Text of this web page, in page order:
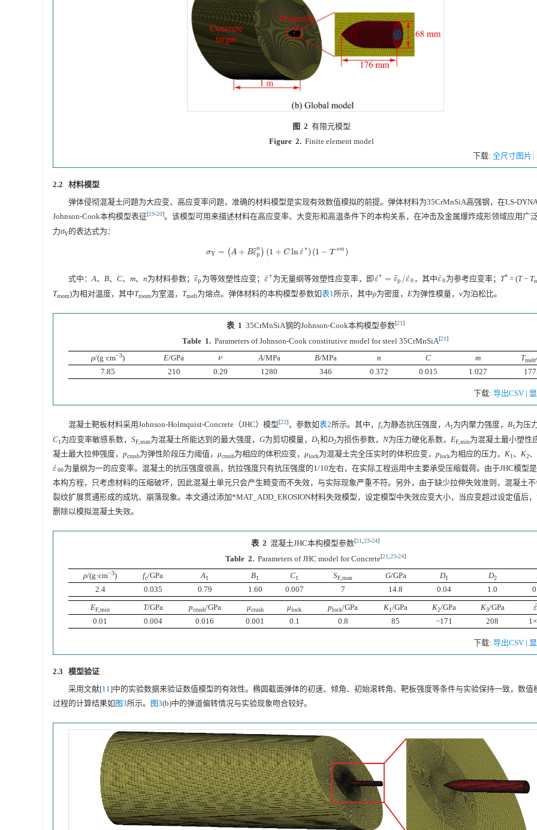
图 2 有限元模型
Figure 2. Finite element model
下载: 全尺寸图片
2.2 材料模型
弹体侵彻混凝土问题为大应变、高应变率问题，准确的材料模型是实现有效数值模拟的前提。弹体材料为35CrMnSiA高强钢，在LS-
Johnson-Cook本构模型表征[19-20]。该模型可用来描述材料在高应变率、大变形和高温条件下的本构关系，在冲击及金属爆炸成形领域应用广
力σY的表达式为：
σY = (A + Bε
¯¯
¯n
p ) (1 + C lnε
˙∗ ) (1 − T ∗m )
σY =(A+Bε¯p n )(1 +Clnε˙∗)( 1 −T ∗m)
式中：A、 B、 C、 m、 n为材料参数；ε
¯¯
¯p
ε¯ p
为等效塑性应变；ε˙∗
ε˙∗为无量纲等效塑性应变率，即ε
˙∗ = ε
¯¯
¯p /ε
˙0
ε˙∗=ε ¯p /ε˙0 ，其中ε
˙0
ε˙0为参考应变率； T*= (T− T
Troom)为相对温度，其中Troom为室温， Tmelt为熔点。弹体材料的本构模型参数如表1所示，其中ρ为密度， E为弹性模量， ν为泊松比。
表 1 35CrMnSiA钢的Johnson-Cook本构模型参数[21]
Table 1. Parameters of Johnson-Cook constitutive model for steel 35CrMnSiA[21]
ρ/(g·cm−3) E/GPa ν
ν A/MPa B/MPa n C m Tmelt
7.85
210 0.29 1280 346 0.372 0.015 1.027
下载: 导出CSV |
混凝土靶板材料采用Johnson-Holmquist-Concrete（JHC）模型[22]，参数如表2所示。其中， fc为静态抗压强度，A1 为内聚力强度， B1 为压
C1 为应变率敏感系数， SF,max为混凝土所能达到的最大强度， G为剪切模量， D1和D2为损伤参数， N为压力硬化系数， EF,min为混凝土最小塑性
凝土最大拉伸强度， pcrush为弹性阶段压力阈值， μcrush为相应的体积应变， μlock为混凝土完全压实时的体积应变， plock为相应的压力， K1 、 K2、
ε˙00
ε˙00为量纲为一的应变率。混凝土的抗压强度很高，抗拉强度只有抗压强度的1/10左右，在实际工程运用中主要承受压缩载荷。由于JHC模型
本构方程，只考虑材料的压缩破坏，因此混凝土单元只会产生畸变而不失效，与实际现象严重不符。另外，由于缺少拉伸失效准则，混凝土
裂纹扩展贯通形成的成坑、崩落现象。本文通过添加*MAT_ADD_EROSION材料失效模型，设定模型中失效应变大小，当应变超过设定值后
删除以模拟混凝土失效。
表 2 混凝土JHC本构模型参数[21,23-24]
Table 2. Parameters of JHC model for Concrete[21,23-24]
ρ/(g·cm−3) fc/GPa A1 B1 C1 SF,max G/GPa D1 D2
2.4
0.035 0.79 1.60 0.007 7 14.8 0.04 1.0
EF,min T/GPa pcrush/GPa μcrush μlock plock/GPa K1/GPa K2/GPa K3/GPa ε
ε
0.01
0.004 0.016 0.001 0.1 0.8 85 −171 208
下载: 导出CSV |
2.3 模型验证
采用文献[11]中的实验数据来验证数值模型的有效性。椭圆截面弹体的初速、倾角、初始滚转角、靶板强度等条件与实验保持一致，数值
过程的计算结果如 图3所示。 图3(b)中的弹道偏转情况与实验现象吻合较好。